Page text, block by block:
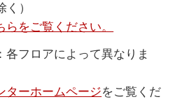
）
をご覧ください。
フロアによって異なりま
ターホームページをご覧くだ